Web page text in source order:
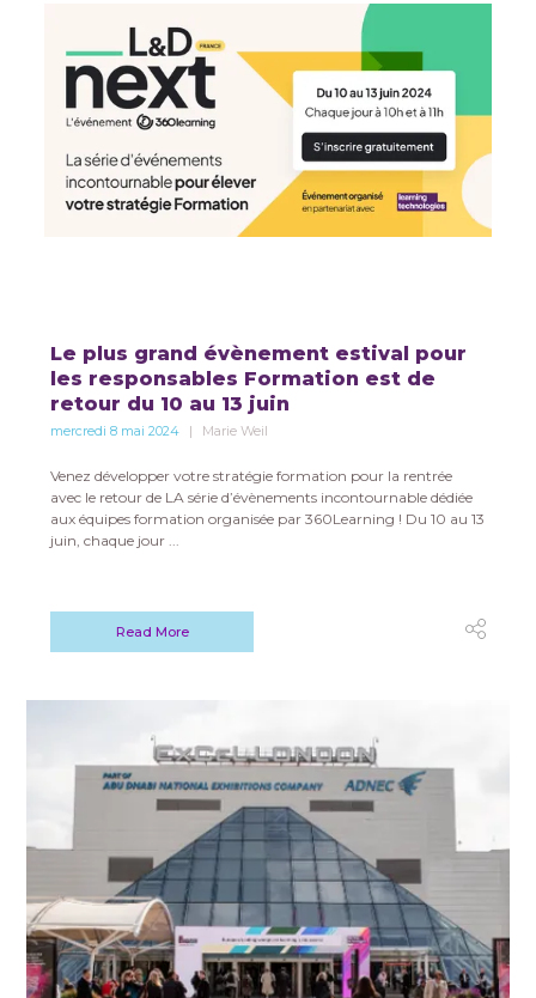
Le plus grand évènement estival pour
les responsables Formation est de
retour du 10 au 13 juin
mercredi 8 mai 2024 Marie Weil
Venez développer votre stratégie formation pour la rentrée
avec le retour de LA série d’évènements incontournable dédiée
aux équipes formation organisée par 360Learning ! Du 10 au 13
juin, chaque jour ...
Read More